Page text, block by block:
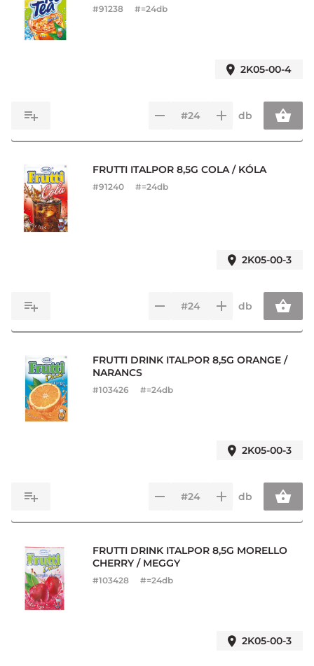
#91238 #=24db
2K05-00-4
db
FRUTTI ITALPOR 8,5G COLA / KÓLA
#91240 #=24db
2K05-00-3
db
FRUTTI DRINK ITALPOR 8,5G ORANGE /
NARANCS
#103426 #=24db
2K05-00-3
db
FRUTTI DRINK ITALPOR 8,5G MORELLO
CHERRY / MEGGY
#103428 #=24db
2K05-00-3